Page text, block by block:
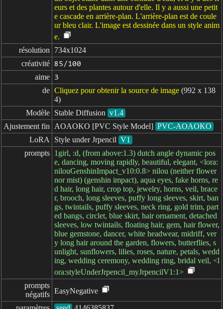
eurs et des plantes autour d'elle. Il y a aussi une petit
e cascade en arrière-plan. L'arrière-plan est de coule
ur bleu clair. L'image est dessinée dans un style anim
e.
résolution
734x1024
créativité 85/100
aime 3
de Cliquez pour obtenir la source de image (992 x 138
4)
Modèle Stable Diffusion v1.4
Ajustement fin
AOAOKO [PVC Style Model] PVC-AOAOKO
LoRA
Style under Jrpencil V1
prompts 1girl, :d, (from above:1.3) dutch angle dynamic pos
e, dancing, moving rapidly, beautiful, elegant, <lora:
nilouGenshinImpact_v10:0.8> nilou (neither flower
nor mist) (genshin impact), aqua eyes, fake horns, re
d hair, long hair, crop top, jewelry, horns, veil, brace
r, brooch, long sleeves, puffy long sleeves, skirt, ban
gs, twintails, puffy sleeves, neck ring, gold trim, part
ed bangs, circlet, blue skirt, hair ornament, detached
sleeves, low twintails, floating hair, gem, hair flower,
blue gemstone, dancer, white headwear, midriff, ver
y long hair around the garden, flowers, butterflies, s
unlight, sunflowers, lilies, roses, nature, petals, wedd
ing, wedding ceremony, wedding ring, bridal veil, <l
ora:styleUnderJrpencil_myJrpencilV1:1>
prompts
négatifs EasyNegative